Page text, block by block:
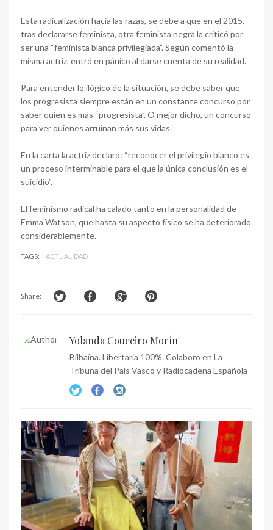
Esta radicalización hacia las razas, se debe a que en el 2015,
tras declararse feminista, otra feminista negra la criticó por
ser una “feminista blanca privilegiada”. Según comentó la
misma actriz, entró en pánico al darse cuenta de su realidad.
Para entender lo ilógico de la situación, se debe saber que
los progresista siempre están en un constante concurso por
saber quien es más “progresista”. O mejor dicho, un concurso
para ver quienes arruinan más sus vidas.
En la carta la actriz declaró: “reconocer el privilegio blanco es
un proceso interminable para el que la única conclusión es el
suicidio”.
El feminismo radical ha calado tanto en la personalidad de
Emma Watson, que hasta su aspecto físico se ha deteriorado
considerablemente.
TAGS: ACTUALIDAD
Share:
Yolanda Couceiro Morín
Bilbaína. Libertaria 100%. Colaboro en La
Tribuna del País Vasco y Radiocadena Española